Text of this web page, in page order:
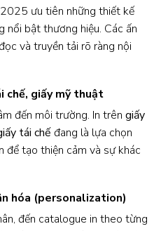
ưu tiên những thiết kế
nổi bật thương hiệu. Các ấn
và truyền tải rõ ràng nội
chế, giấy mỹ thuật
đến môi trường. In trên giấy
tái chếđang là lựa chọn
để tạo thiện cảm và sự khác
hóa (personalization)
đến catalogue in theo từng